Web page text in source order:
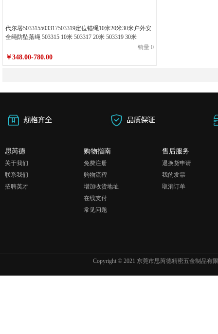
代尔塔503315503317503319定位锚绳10米20米30米户外安
全绳防坠落绳 503315 10米 503317 20米 503319 30米
销量 0
￥348.00-780.00
思芮德
关于我们
联系我们
招聘英才
购物指南
免费注册
购物流程
增加收货地址
在线支付
常见问题
售后服务
退换货申请
我的发票
取消订单
Copyright © 2021 东莞市思芮德精密五金制品有